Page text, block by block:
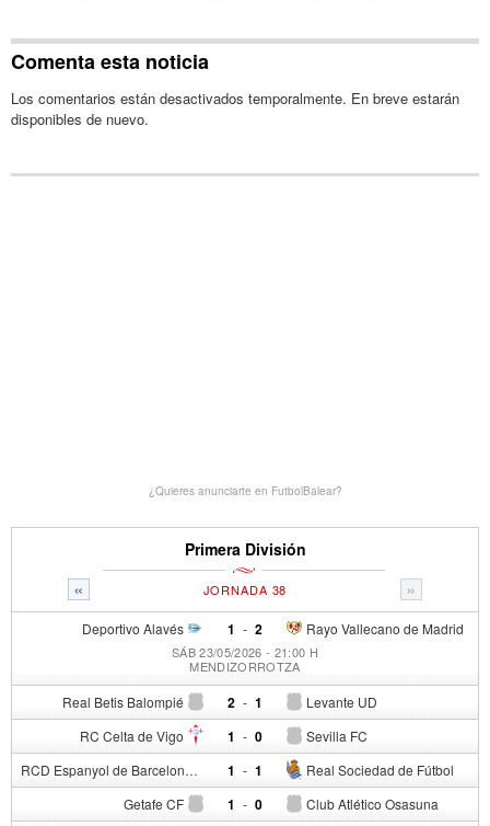
Comenta esta noticia
Los comentarios están desactivados temporalmente. En breve estarán
disponibles de nuevo.
¿Quieres anunciarte en FutbolBalear?
Primera División
« »
JORNADA 38
Deportivo Alavés 1 - Rayo Vallecano de Madrid
2
SÁB 23/05/2026 - 21:00 H
MENDIZORROTZA
Real Betis Balompié 2 - Levante UD
1
RC Celta de Vigo 1 - Sevilla FC
0
RCD Espanyol de Barcelona 1 - Real Sociedad de Fútbol
1
Getafe CF 1 - Club Atlético Osasuna
0